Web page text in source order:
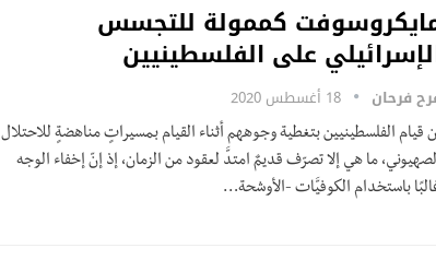
كممولة للتجسس
على الفلسطينيين
فرحان 18 أغسطس 2020
قيام الفلسطينيين بتغطية وجوههم أثناء القيام بمسيراتٍ مناهضةٍ للاحتلال
ما هي إلا تصرّف قديمٌ امتدَّ لعقود من الزمان، إذ إنّ إخفاء الوجه
باستخدام الكوفيَّات -الأوشحة…